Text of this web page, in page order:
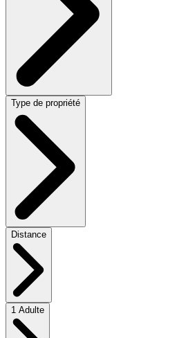
Type de propriété
Distance
1 Adulte